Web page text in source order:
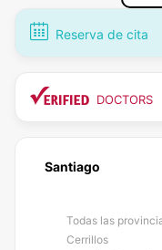
Reserva de cita
DOCTORS
Santiago
Todas las
Cerrillos